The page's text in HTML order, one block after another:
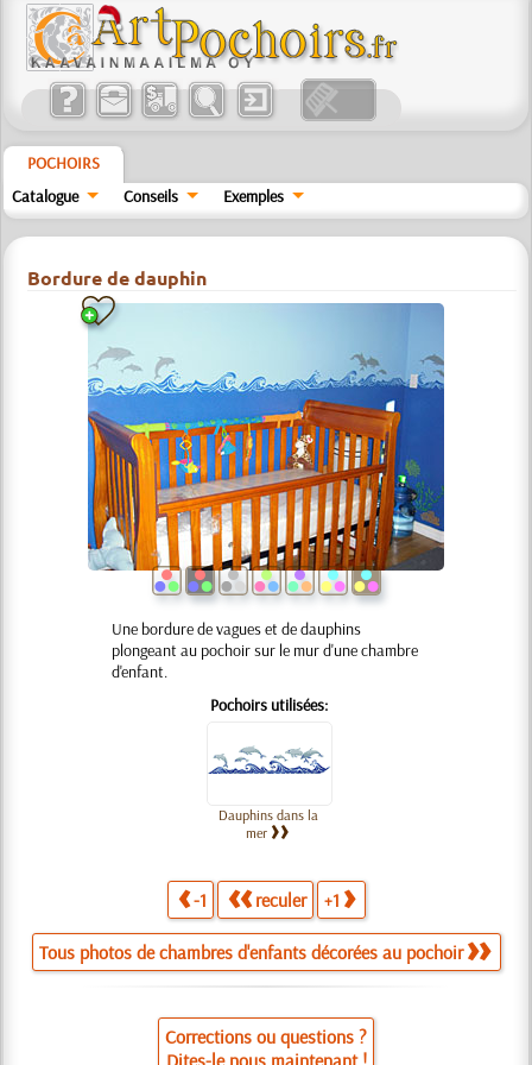
POCHOIRS
Catalogue
Conseils Exemples
Bordure de dauphin
Une bordure de vagues et de dauphins
plongeant au pochoir sur le mur d'une chambre
d'enfant.
Pochoirs utilisées:
Dauphins dans la
mer
-1 reculer +1
Tous photos de chambres d'enfants décorées au pochoir
Corrections ou questions ?
Dites-le nous maintenant !